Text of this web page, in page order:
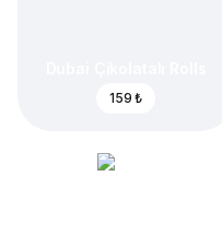
159 ₺